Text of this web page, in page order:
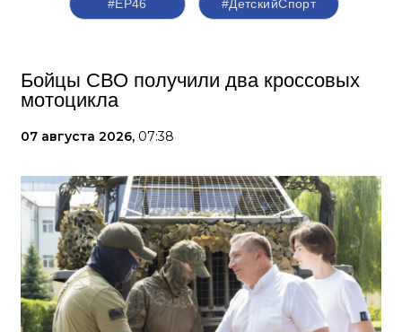
#ЕР46 #ДетскийСпорт
Бойцы СВО получили два кроссовых
мотоцикла
07 августа 2026, 07:38